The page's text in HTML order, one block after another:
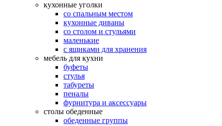
кухонные уголки
со спальным местом
кухонные диваны
со столом и стульями
маленькие
с ящиками для хранения
мебель для кухни
буфеты
стулья
табуреты
пеналы
фурнитура и аксессуары
столы обеденные
обеденные группы